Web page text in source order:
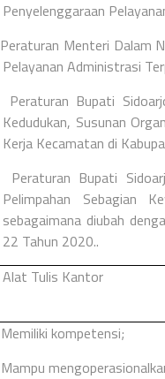
Penyelenggaraan
Peraturan Menteri Dalam
Pelayanan Administrasi
Peraturan Bupati
Kedudukan, Susunan
Kerja Kecamatan di
Peraturan Bupati
Pelimpahan Sebagian
sebagaimana diubah
22 Tahun 2020..
Alat Tulis Kantor
Memiliki kompetensi;
Mampu